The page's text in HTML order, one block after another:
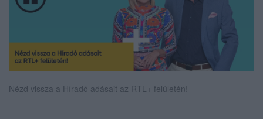
Nézd vissza a Híradó adásait az RTL+ felületén!